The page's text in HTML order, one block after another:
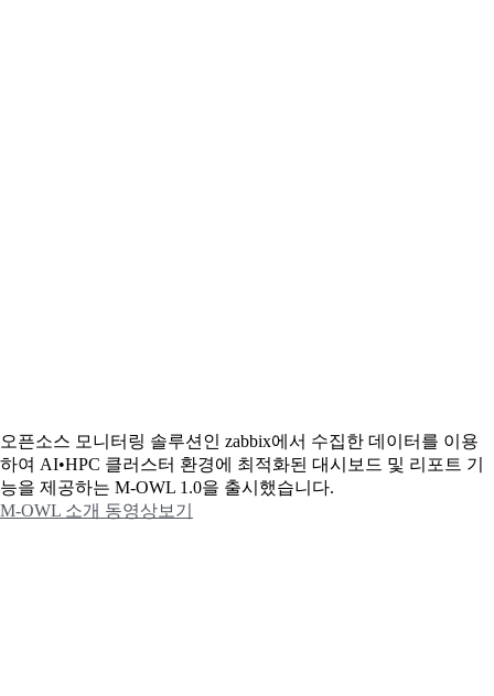
오픈소스 모니터링 솔루션인 zabbix에서 수집한 데이터를 이용
하여 AI•HPC 클러스터 환경에 최적화된 대시보드 및 리포트 기
능을 제공하는 M-OWL 1.0을 출시했습니다.
M-OWL 소개 동영상보기